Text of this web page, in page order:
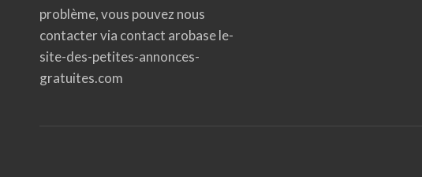
problème, vous pouvez nous
contacter via contact arobase le-
site-des-petites-annonces-
gratuites.com